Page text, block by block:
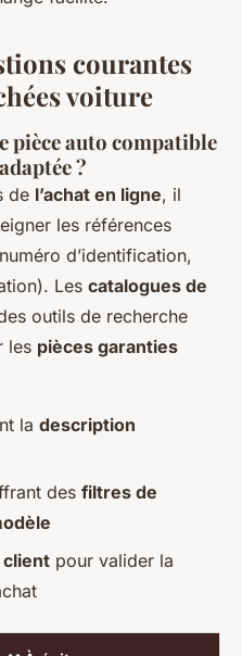
courantes
voiture
pièce auto compatible
?
de l’achat en ligne, il
les références
d’identification,
Les catalogues de
outils de recherche
les pièces garanties
la description
des filtres de
pour valider la